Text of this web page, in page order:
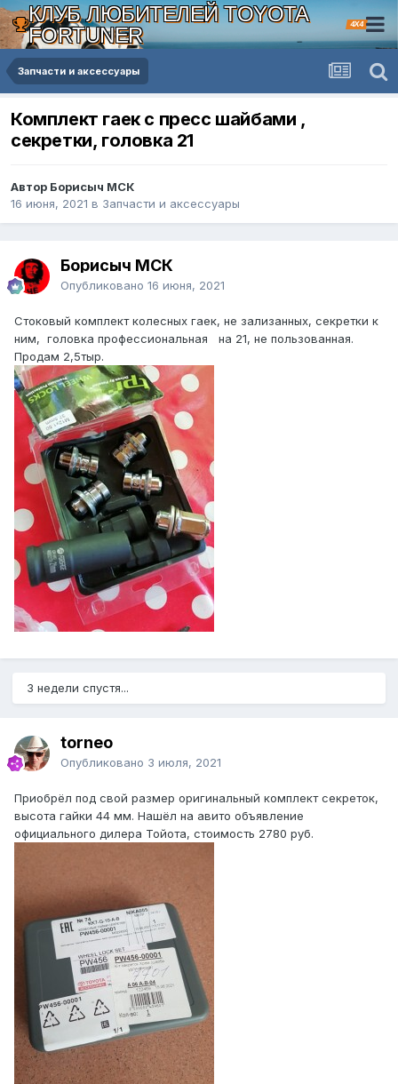
КЛУБ ЛЮБИТЕЛЕЙ TOYOTA
FORTUNER
4X4
Запчасти и аксессуары
Комплект гаек с пресс шайбами ,
секретки, головка 21
Автор Борисыч МСК
16 июня, 2021 в Запчасти и аксессуары
Борисыч МСК
Опубликовано 16 июня, 2021
Стоковый комплект колесных гаек, не зализанных, секретки к
ним, головка профессиональная на 21, не пользованная.
Продам 2,5тыр.
3 недели спустя...
torneo
Опубликовано 3 июля, 2021
Приобрёл под свой размер оригинальный комплект секреток,
высота гайки 44 мм. Нашёл на авито объявление
официального дилера Тойота, стоимость 2780 руб.